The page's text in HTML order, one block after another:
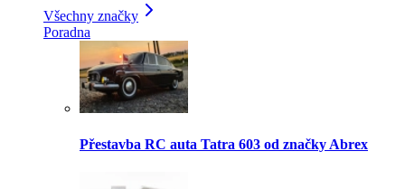
Všechny značky
Poradna
Přestavba RC auta Tatra 603 od značky Abrex